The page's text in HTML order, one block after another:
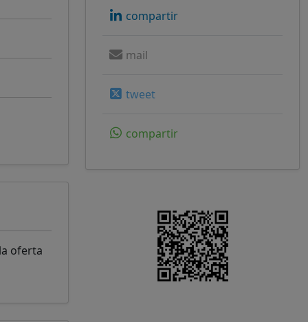
oferta
compartir
mail
tweet
compartir